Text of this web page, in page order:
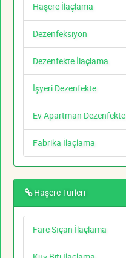
Haşere İlaçlama
Dezenfeksiyon
Dezenfekte İlaçlama
İşyeri Dezenfekte
Ev Apartman Dezenfekte
Fabrika İlaçlama
Haşere Türleri
Fare Sıçan İlaçlama